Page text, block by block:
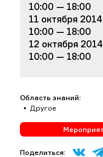
10:00 — 18:00
11 октября 2014
10:00 — 18:00
12 октября 2014
10:00 — 18:00
Область знаний:
Другое
Поделиться: